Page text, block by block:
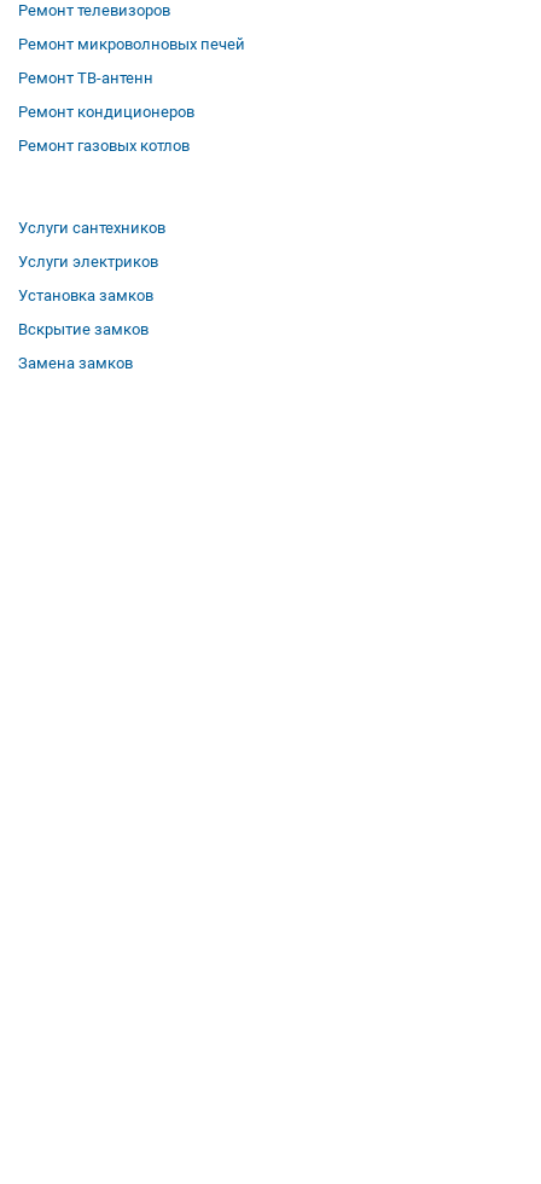
Ремонт телевизоров
Ремонт микроволновых печей
Ремонт ТВ-антенн
Ремонт кондиционеров
Ремонт газовых котлов
Услуги сантехников
Услуги электриков
Установка замков
Вскрытие замков
Замена замков